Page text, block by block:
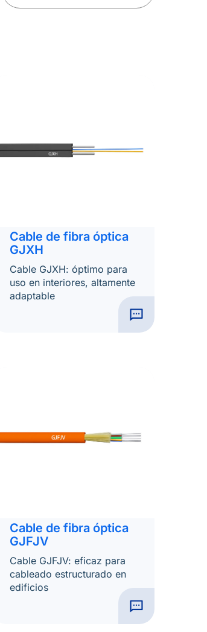
Cable de fibra óptica
GJXH
Cable GJXH: óptimo para
uso en interiores, altamente
adaptable
Cable de fibra óptica
GJFJV
Cable GJFJV: eficaz para
cableado estructurado en
edificios